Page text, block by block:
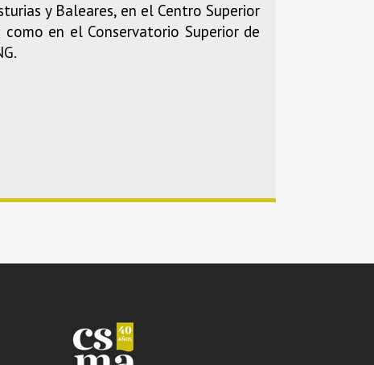
y Baleares, en el Centro Superior
en el Conservatorio Superior de